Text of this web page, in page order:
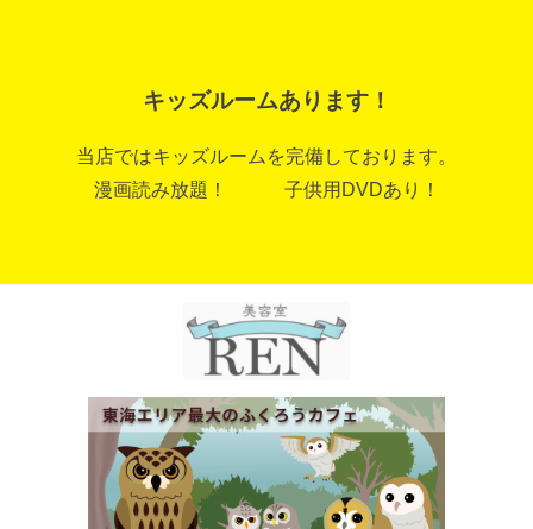
キッズルームあります！
当店ではキッズルームを完備しております。
漫画読み放題！ 子供用DVDあり！